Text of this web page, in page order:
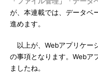
が、本連載では、データベ
進めます。
以上が、Webアプリケー
の事項となります。Webア
ましたね。